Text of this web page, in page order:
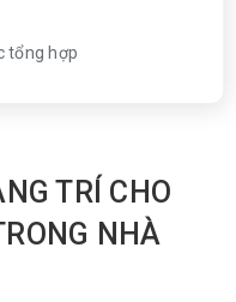
tổng hợp
TRÍ CHO
NHÀ